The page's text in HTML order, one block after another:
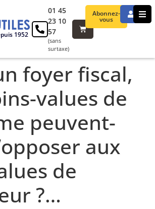
1952
Abonnez-
vous
01 45
23 10
57
(sans
surtaxe)
foyer fiscal,
values de
peuvent-
aux
de
?…